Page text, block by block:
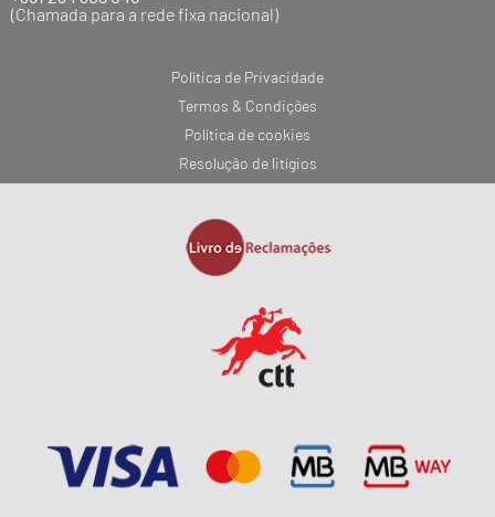
Política de Privacidade
Termos & Condições
Política de cookies
Resolução de litígios
(Chamada para a rede fixa nacional)